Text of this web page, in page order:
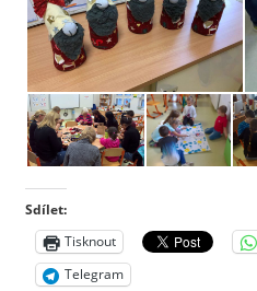
Sdílet:
Tisknout
Telegram